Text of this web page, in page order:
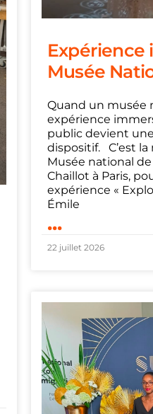
Expérience
Musée
Quand un musée
expérience
public devient
dispositif. C’est
Musée national de
Chaillot à Paris,
expérience «
Émile
...
22 juillet 2026